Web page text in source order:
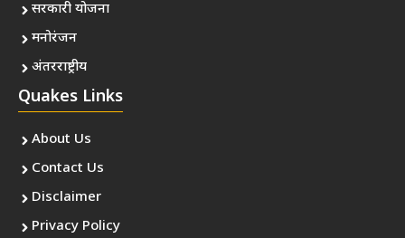
सरकारी योजना
मनोरंजन
अंतरराष्ट्रीय
Quakes Links
About Us
Contact Us
Disclaimer
Privacy Policy